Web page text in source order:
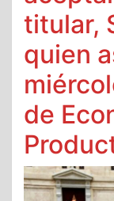
titular,
quien
de